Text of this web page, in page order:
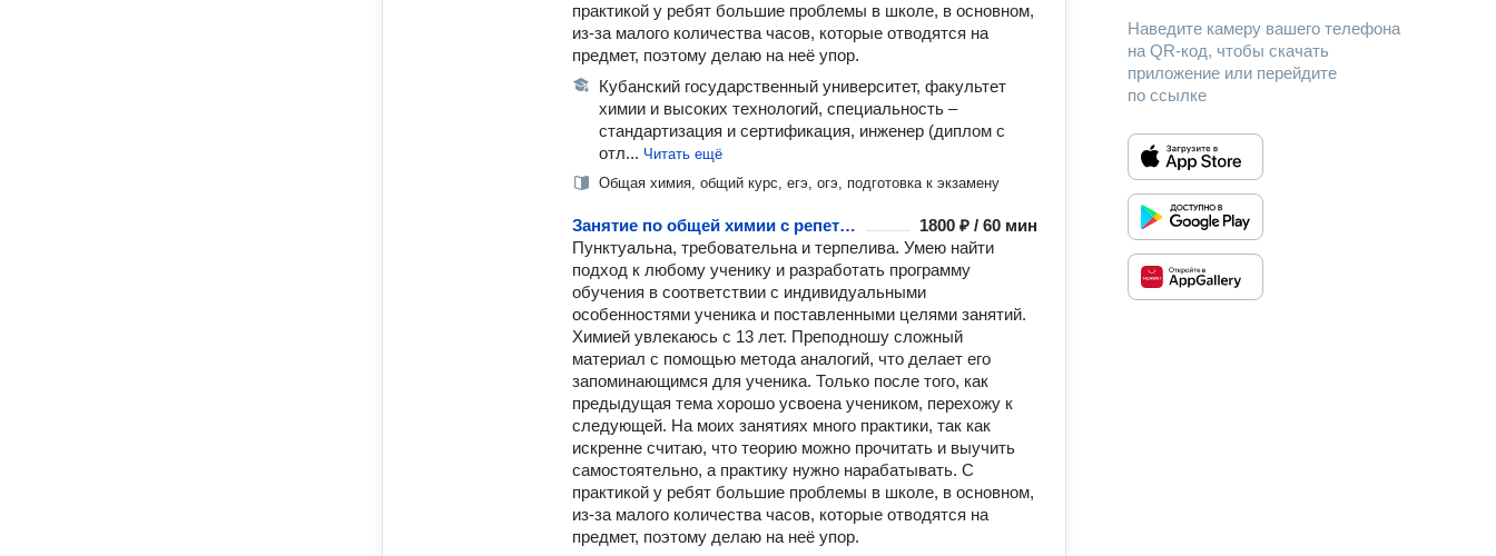
практикой у ребят большие проблемы в школе, в основном,
из-за малого количества часов, которые отводятся на
предмет, поэтому делаю на неё упор.
Кубанский государственный университет, факультет
химии и высоких технологий, специальность –
стандартизация и сертификация, инженер (диплом с
отл... Читать ещё
Общая химия, общий курс, егэ, огэ, подготовка к экзамену
Занятие по общей химии с репетитором
1800 ₽ / 60 мин
Пунктуальна, требовательна и терпелива. Умею найти
подход к любому ученику и разработать программу
обучения в соответствии с индивидуальными
особенностями ученика и поставленными целями занятий.
Химией увлекаюсь с 13 лет. Преподношу сложный
материал с помощью метода аналогий, что делает его
запоминающимся для ученика. Только после того, как
предыдущая тема хорошо усвоена учеником, перехожу к
следующей. На моих занятиях много практики, так как
искренне считаю, что теорию можно прочитать и выучить
самостоятельно, а практику нужно нарабатывать. С
практикой у ребят большие проблемы в школе, в основном,
из-за малого количества часов, которые отводятся на
предмет, поэтому делаю на неё упор.
Наведите камеру вашего телефона
на QR-код, чтобы скачать
приложение или перейдите
по ссылке